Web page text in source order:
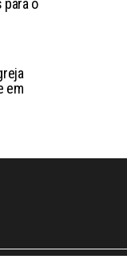
para o
em